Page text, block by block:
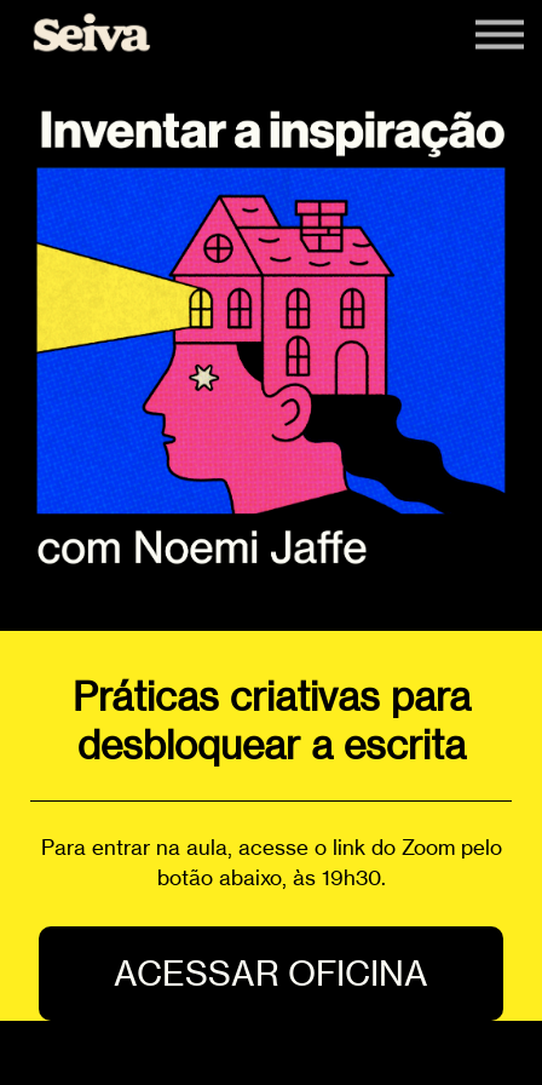
Entrar
Cadastrar-se
Práticas criativas para
desbloquear a escrita
Para entrar na aula, acesse o link do Zoom pelo
botão abaixo, às 19h30.
ACESSAR OFICINA